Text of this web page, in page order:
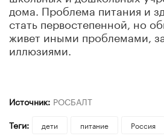
дома. Проблема питания и
стать первостепенной, но
живет иными проблемами,
иллюзиями.
Источник: РОСБАЛТ
Теги:
дети питание Россия